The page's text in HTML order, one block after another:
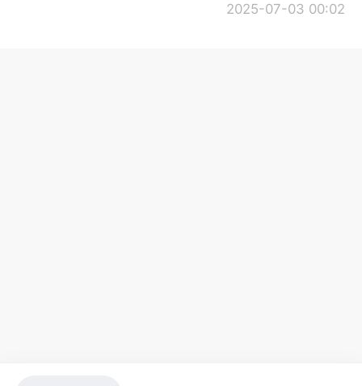
2025-07-03 00:02